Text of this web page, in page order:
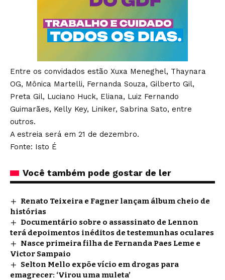
Entre os convidados estão Xuxa Meneghel, Thaynara
OG, Mônica Martelli, Fernanda Souza, Gilberto Gil,
Preta Gil, Luciano Huck, Eliana, Luiz Fernando
Guimarães, Kelly Key, Liniker, Sabrina Sato, entre
outros.
A estreia será em 21 de dezembro.
Fonte: Isto É
Você também pode gostar de ler
Renato Teixeira e Fagner lançam álbum cheio de
histórias
Documentário sobre o assassinato de Lennon
terá depoimentos inéditos de testemunhas oculares
Nasce primeira filha de Fernanda Paes Leme e
Victor Sampaio
Selton Mello expõe vício em drogas para
emagrecer: ‘Virou uma muleta’